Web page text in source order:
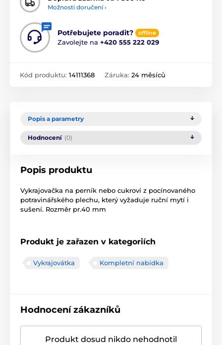
Možnosti doručení ›
Potřebujete poradit? offline
Zavolejte na +420 555 222 029
Kód produktu: 14111368 Záruka: 24 měsíců
Popis a parametry
Hodnocení (0)
Popis produktu
Vykrajovačka na perník nebo cukroví z pocínovaného
potravinářského plechu, který vyžaduje ruční mytí i
sušení. Rozměr pr.40 mm
Produkt je zařazen v kategoriích
Vykrajovátka Kompletní nabídka
Hodnocení zákazníků
Produkt dosud nikdo nehodnotil